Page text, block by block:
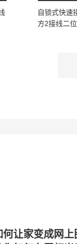
自锁式快速
方2接线二
何让家变成网